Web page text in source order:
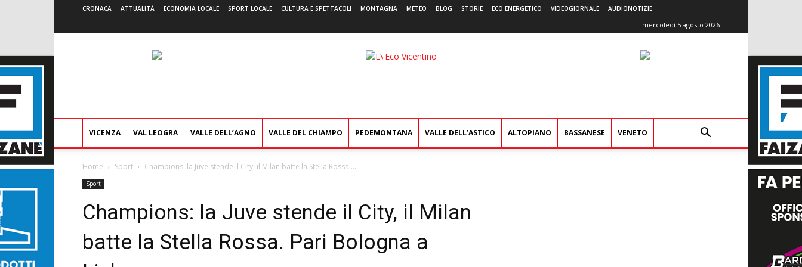
CRONACA ATTUALITÀ ECONOMIA LOCALE SPORT LOCALE CULTURA E SPETTACOLI MONTAGNA METEO BLOG STORIE ECO ENERGETICO VIDEOGIORNALE AUDIONOTIZIE
mercoledì 5 agosto 2026
L'Eco
VICENZA VAL LEOGRA VALLE DELL’AGNO VALLE DEL CHIAMPO PEDEMONTANA VALLE DELL’ASTICO ALTOPIANO BASSANESE VENETO
Home Sport Champions: la Juve stende il City, il Milan batte la Stella Rossa....
Sport
Champions: la Juve stende il City, il Milan
batte la Stella Rossa. Pari Bologna a